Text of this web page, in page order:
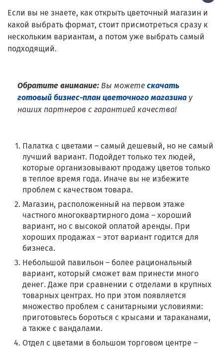
Если вы не знаете, как открыть цветочный магазин и
какой выбрать формат, стоит присмотреться сразу к
нескольким вариантам, а потом уже выбрать самый
подходящий.
Обратите внимание: Вы можете скачать
готовый бизнес-план цветочного магазина у
наших партнеров с гарантией качества!
Палатка с цветами – самый дешевый, но не самый
лучший вариант. Подойдет только тех людей,
которые организовывают продажу цветов только
в теплое время года. Иначе вы не избежите
проблем с качеством товара.
Магазин, расположенный на первом этаже
частного многоквартирного дома – хороший
вариант, но с высокой оплатой аренды. При
хороших продажах – этот вариант годится для
бизнеса.
Небольшой павильон – более рациональный
вариант, который сможет вам принести много
денег. Даже при сравнении с отделами в крупных
товарных центрах. Но при этом появляется
множество проблем с санитарными условиями:
приготовьтесь бороться с крысами и тараканами,
а также с вандалами.
Отдел с цветами в большом торговом центре –